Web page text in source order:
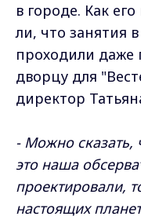
в городе. Как
ли, что занятия
проходили даже
дворцу для
директор
- Можно сказать,
это наша
проектировали,
настоящих